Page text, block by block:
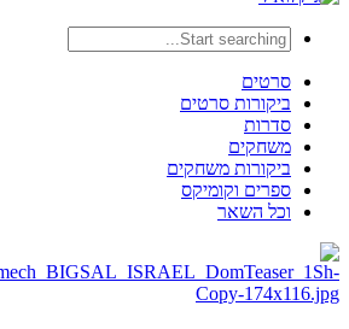
סרטים
ביקורות סרטים
סדרות
משחקים
ביקורות משחקים
ספרים וקומיקס
וכל השאר